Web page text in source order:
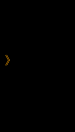
》